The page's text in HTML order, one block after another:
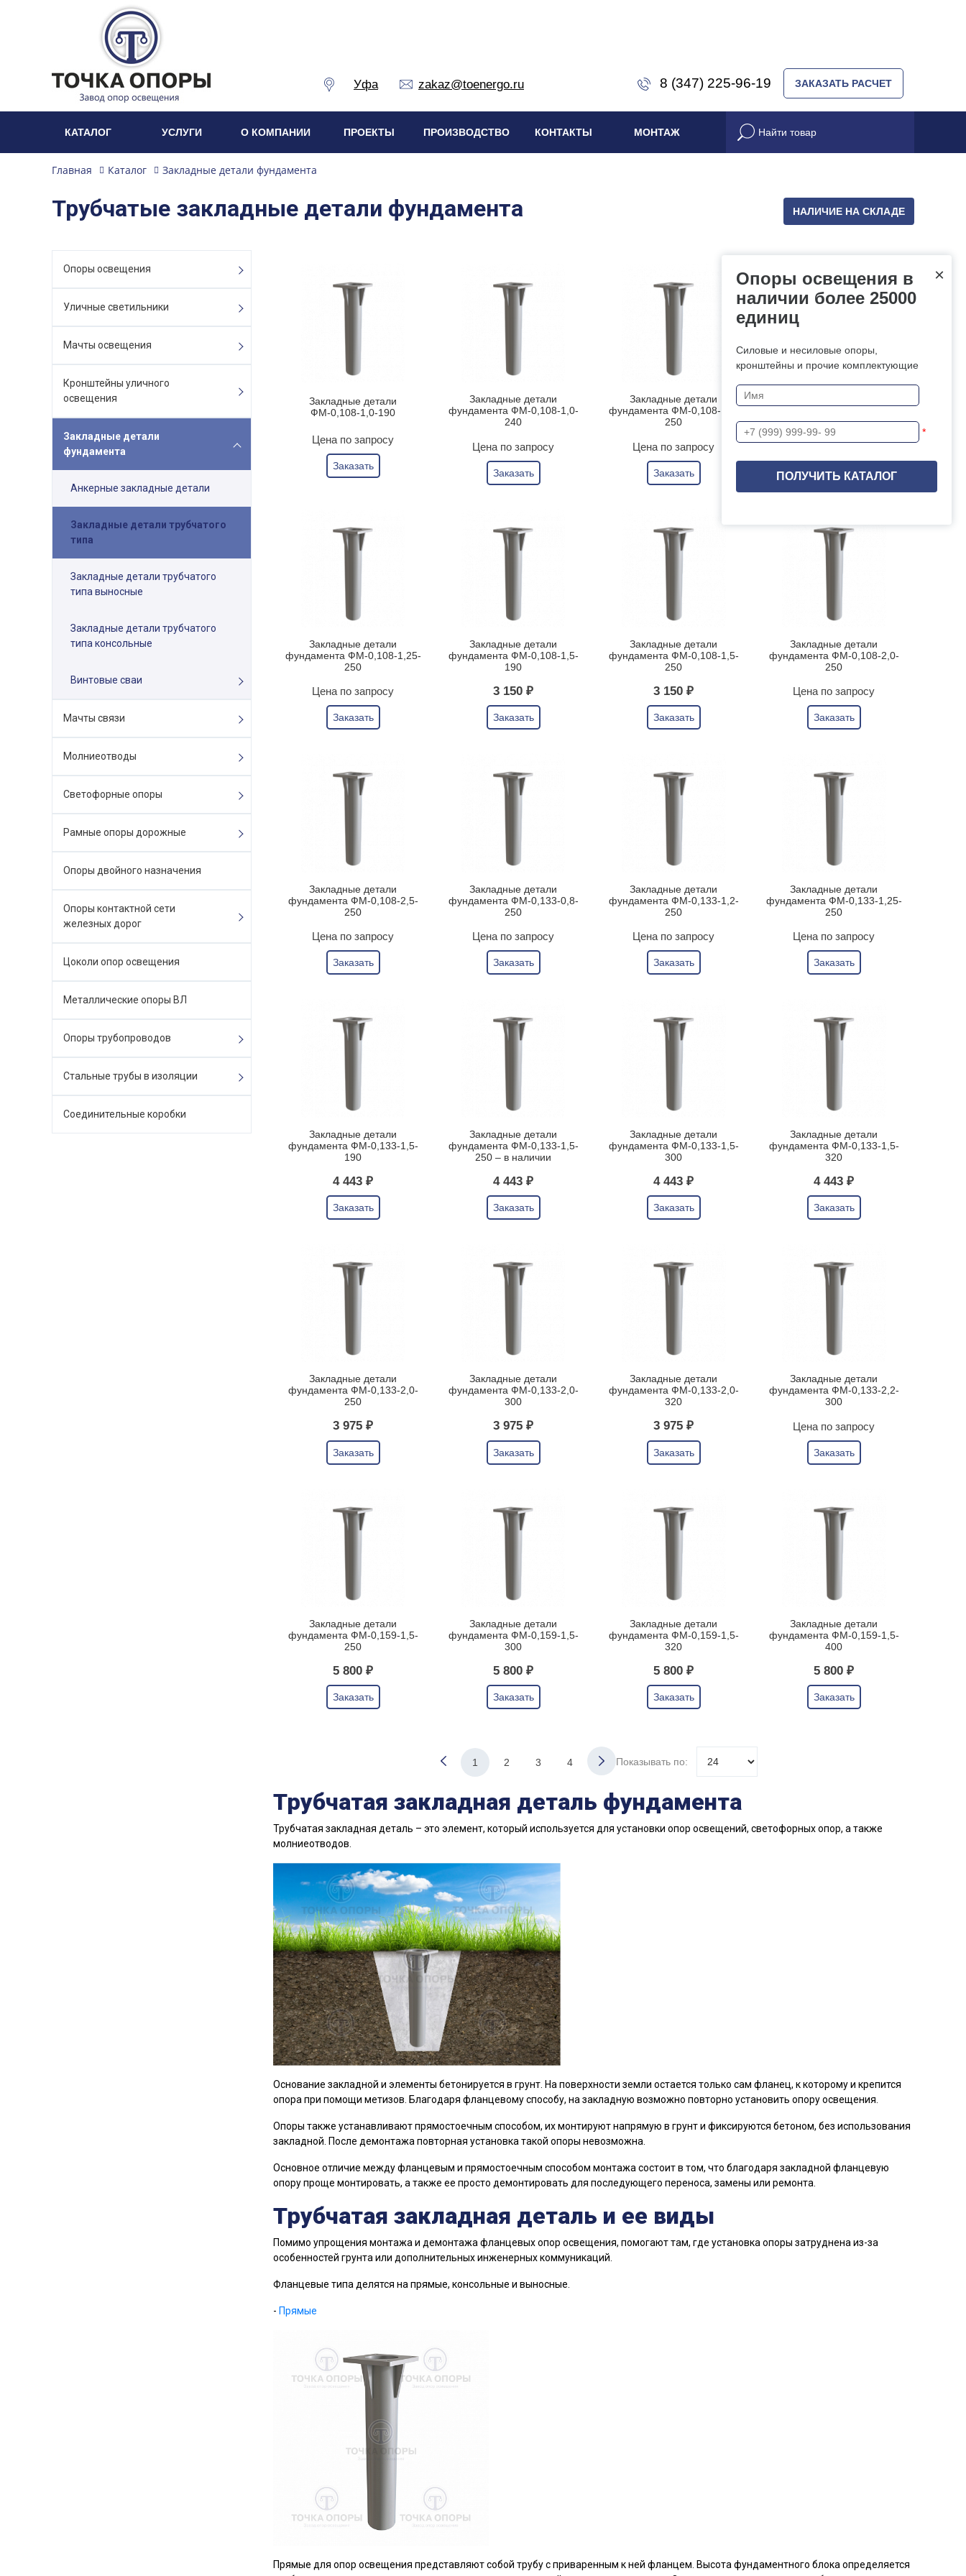
Уфа zakaz@toenergo.ru 8 (347) 225-96-19 ЗАКАЗАТЬ РАСЧЕТ
КАТАЛОГ УСЛУГИ О КОМПАНИИ ПРОЕКТЫ ПРОИЗВОДСТВО КОНТАКТЫ МОНТАЖ
Главная Каталог Закладные детали фундамента
Трубчатые закладные детали фундамента НАЛИЧИЕ НА СКЛАДЕ
Опоры освещения
Уличные светильники
Мачты освещения
Кронштейны уличного
освещения
Закладные детали
фундамента
Анкерные закладные детали
Закладные детали трубчатого
типа
Закладные детали трубчатого
типа выносные
Закладные детали трубчатого
типа консольные
Винтовые сваи
Мачты связи
Молниеотводы
Светофорные опоры
Рамные опоры дорожные
Опоры двойного назначения
Опоры контактной сети
железных дорог
Цоколи опор освещения
Металлические опоры ВЛ
Опоры трубопроводов
Стальные трубы в изоляции
Соединительные коробки
Закладные детали
ФМ-0,108-1,0-190
Цена по запросу
Заказать
Закладные детали
фундамента ФМ-0,108-1,0-
240
Цена по запросу
Заказать
Закладные детали
фундамента ФМ-0,108-1,0-
250
Цена по запросу
Заказать
190
Цена по запросу
Заказать
Закладные детали
фундамента ФМ-0,108-1,25-
250
Цена по запросу
Заказать
Закладные детали
фундамента ФМ-0,108-1,5-
190
3 150 ₽
Заказать
Закладные детали
фундамента ФМ-0,108-1,5-
250
3 150 ₽
Заказать
Закладные детали
фундамента ФМ-0,108-2,0-
250
Цена по запросу
Заказать
Закладные детали
фундамента ФМ-0,108-2,5-
250
Цена по запросу
Заказать
Закладные детали
фундамента ФМ-0,133-0,8-
250
Цена по запросу
Заказать
Закладные детали
фундамента ФМ-0,133-1,2-
250
Цена по запросу
Заказать
Закладные детали
фундамента ФМ-0,133-1,25-
250
Цена по запросу
Заказать
Закладные детали
фундамента ФМ-0,133-1,5-
190
4 443 ₽
Заказать
Закладные детали
фундамента ФМ-0,133-1,5-
250 – в наличии
4 443 ₽
Заказать
Закладные детали
фундамента ФМ-0,133-1,5-
300
4 443 ₽
Заказать
Закладные детали
фундамента ФМ-0,133-1,5-
320
4 443 ₽
Заказать
Закладные детали
фундамента ФМ-0,133-2,0-
250
3 975 ₽
Заказать
Закладные детали
фундамента ФМ-0,133-2,0-
300
3 975 ₽
Заказать
Закладные детали
фундамента ФМ-0,133-2,0-
320
3 975 ₽
Заказать
Закладные детали
фундамента ФМ-0,133-2,2-
300
Цена по запросу
Заказать
Закладные детали
фундамента ФМ-0,159-1,5-
250
5 800 ₽
Заказать
Закладные детали
фундамента ФМ-0,159-1,5-
300
5 800 ₽
Заказать
Закладные детали
фундамента ФМ-0,159-1,5-
320
5 800 ₽
Заказать
Закладные детали
фундамента ФМ-0,159-1,5-
400
5 800 ₽
Заказать
1 2 3 4 Показывать по:
Трубчатая закладная деталь фундамента
Трубчатая закладная деталь – это элемент, который используется для установки опор освещений, светофорных опор, а также
молниеотводов.
Основание закладной и элементы бетонируется в грунт. На поверхности земли остается только сам фланец, к которому и крепится
опора при помощи метизов. Благодаря фланцевому способу, на закладную возможно повторно установить опору освещения.
Опоры также устанавливают прямостоечным способом, их монтируют напрямую в грунт и фиксируются бетоном, без использования
закладной. После демонтажа повторная установка такой опоры невозможна.
Основное отличие между фланцевым и прямостоечным способом монтажа состоит в том, что благодаря закладной фланцевую
опору проще монтировать, а также ее просто демонтировать для последующего переноса, замены или ремонта.
Трубчатая закладная деталь и ее виды
Помимо упрощения монтажа и демонтажа фланцевых опор освещения, помогают там, где установка опоры затруднена из-за
особенностей грунта или дополнительных инженерных коммуникаций.
Фланцевые типа делятся на прямые, консольные и выносные.
- Прямые
Прямые для опор освещения представляют собой трубу с приваренным к ней фланцем. Высота фундаментного блока определяется
×
Опоры освещения в
наличии более 25000
единиц
Силовые и несиловые опоры,
кронштейны и прочие комплектующие
*